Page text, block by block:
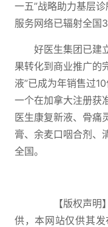
一五”战略助力基层
服务网络已辐射全国
好医生集团已建
果转化到商业推广的
液”已成为年销售过
一个在加拿大注册获
医生康复新液、骨痛
膏、余麦口咽合剂、
全国。
【版权声明】
供，本网站仅供其